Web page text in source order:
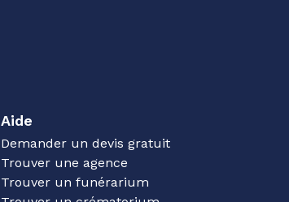
Aide
Demander un devis gratuit
Trouver une agence
Trouver un funérarium